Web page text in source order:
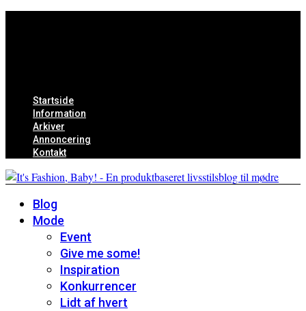
Startside
Information
Arkiver
Annoncering
Kontakt
Blog
Mode
Event
Give me some!
Inspiration
Konkurrencer
Lidt af hvert